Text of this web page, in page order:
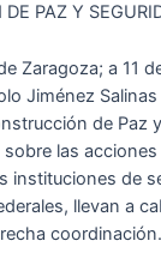
PAZ Y
Zaragoza; a 11
Jiménez
de Paz
las
instituciones de
llevan a
coordinación.